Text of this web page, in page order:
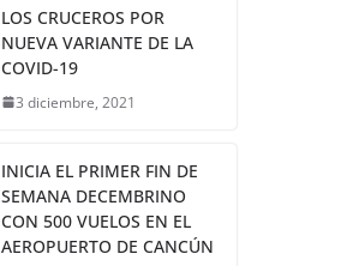
LOS CRUCEROS POR
NUEVA VARIANTE DE LA
COVID-19
3 diciembre, 2021
INICIA EL PRIMER FIN DE
SEMANA DECEMBRINO
CON 500 VUELOS EN EL
AEROPUERTO DE CANCÚN